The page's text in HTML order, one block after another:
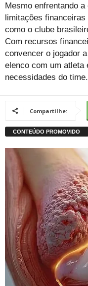
Mesmo enfrentando
limitações
como o clube
Com recursos
convencer o jogador
elenco com um atleta
necessidades do time.
Compartilhe: